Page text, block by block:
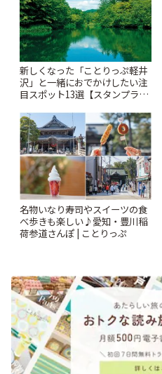
新しくなった「ことりっぷ軽井
沢」と一緒におでかけしたい注
目スポット13選【スタンプラリ
名物いなり寿司やスイーツの食
べ歩きも楽しい♪愛知・豊川稲
荷参道さんぽ | ことりっぷ